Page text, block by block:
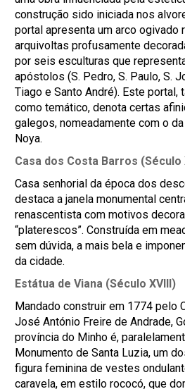
construção sido iniciada nos
portal apresenta um arco ogivado
arquivoltas profusamente
por seis esculturas que
apóstolos (S. Pedro, S. Paulo, S.
Tiago e Santo André). Este portal,
como temático, denota certas
galegos, nomeadamente com o
Noya.
Casa dos Costa Barros (Século
Casa senhorial da época dos
destaca a janela monumental
renascentista com motivos
“platerescos”. Construída em
sem dúvida, a mais bela e
da cidade.
Estátua de Viana (Século XVIII)
Mandado construir em 1774 pelo
José António Freire de Andrade,
província do Minho é,
Monumento de Santa Luzia, um
figura feminina de vestes
caravela, em estilo rococó, que